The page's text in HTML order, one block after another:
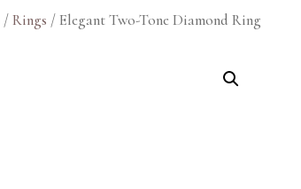
/Rings / Elegant Two-Tone Diamond Ring